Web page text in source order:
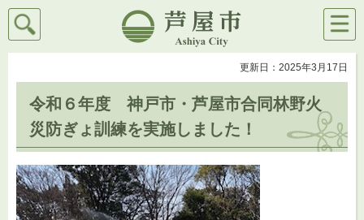
芦屋市
検索
メニ
ュー
更新日：2025年3月17日
令和６年度 神戸市・芦屋市合同林野火
災防ぎょ訓練を実施しました！